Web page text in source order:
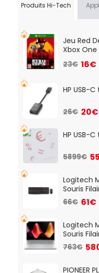
Produits Hi-Tech
Jeu Red
Xbox One
23€ 16€
HP USB-
26€ 20€
HP USB-
5899€
Logitech
Souris
Optique
And Play,
QWERTY
66€ 61€
Logitech
Souris
Optique
And Play,
QWERTY
763€
PIONEER